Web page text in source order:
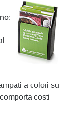
a colori su
costi